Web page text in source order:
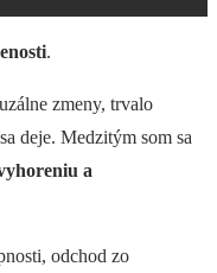
.
zmeny, trvalo
deje. Medzitým som sa
a
odchod zo